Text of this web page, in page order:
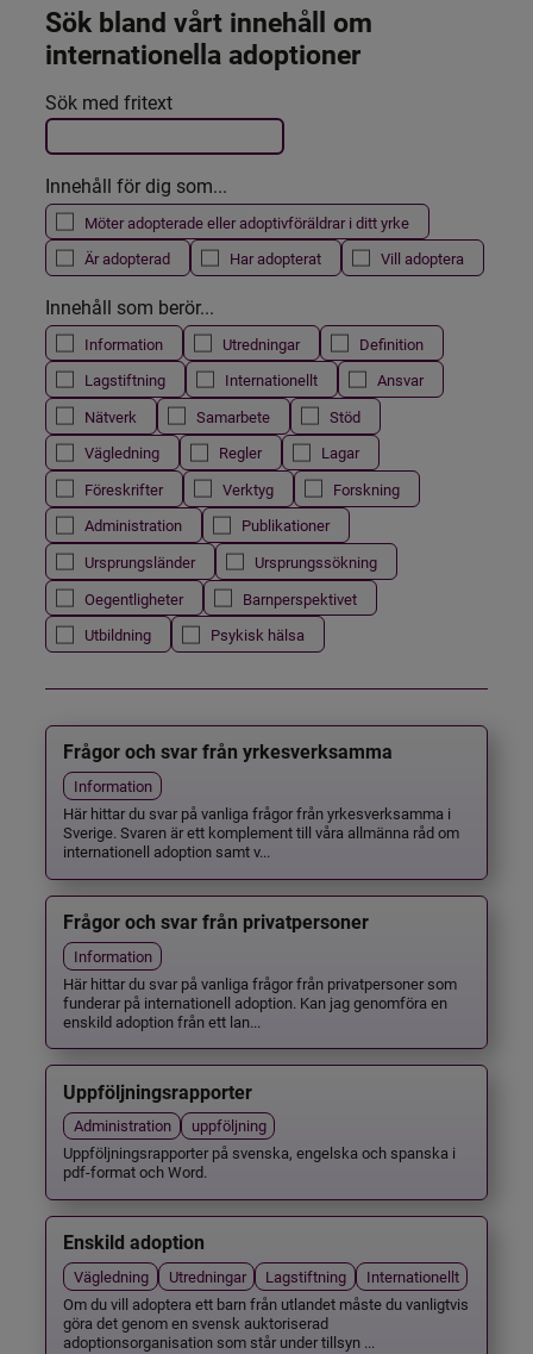
Sök bland vårt innehåll om
internationella adoptioner
Filtrera resultatet
Det här formuläret postas automatiskt
Sök med fritext
Innehåll för dig som...
Möter adopterade eller adoptivföräldrar i ditt yrke
Är adopterad
Har adopterat Vill adoptera
Innehåll som berör...
Information Utredningar
Definition
Lagstiftning
Internationellt
Ansvar
Nätverk
Samarbete
Stöd
Vägledning
Regler
Lagar
Föreskrifter
Verktyg
Forskning
Administration
Publikationer
Ursprungsländer
Ursprungssökning
Oegentligheter
Barnperspektivet
Utbildning
Psykisk hälsa
Frågor och svar från yrkesverksamma
Information
Här hittar du svar på vanliga frågor från yrkesverksamma i
Sverige. Svaren är ett komplement till våra allmänna råd om
internationell adoption samt v...
Frågor och svar från privatpersoner
Information
Här hittar du svar på vanliga frågor från privatpersoner som
funderar på internationell adoption. Kan jag genomföra en
enskild adoption från ett lan...
Uppföljningsrapporter
Administration
uppföljning
Uppföljningsrapporter på svenska, engelska och spanska i
pdf-format och Word.
Enskild adoption
Vägledning Utredningar Lagstiftning
Internationellt
Om du vill adoptera ett barn från utlandet måste du vanligtvis
göra det genom en svensk auktoriserad
adoptionsorganisation som står under tillsyn ...